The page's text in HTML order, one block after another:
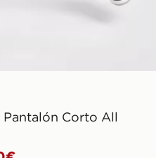
Corto All